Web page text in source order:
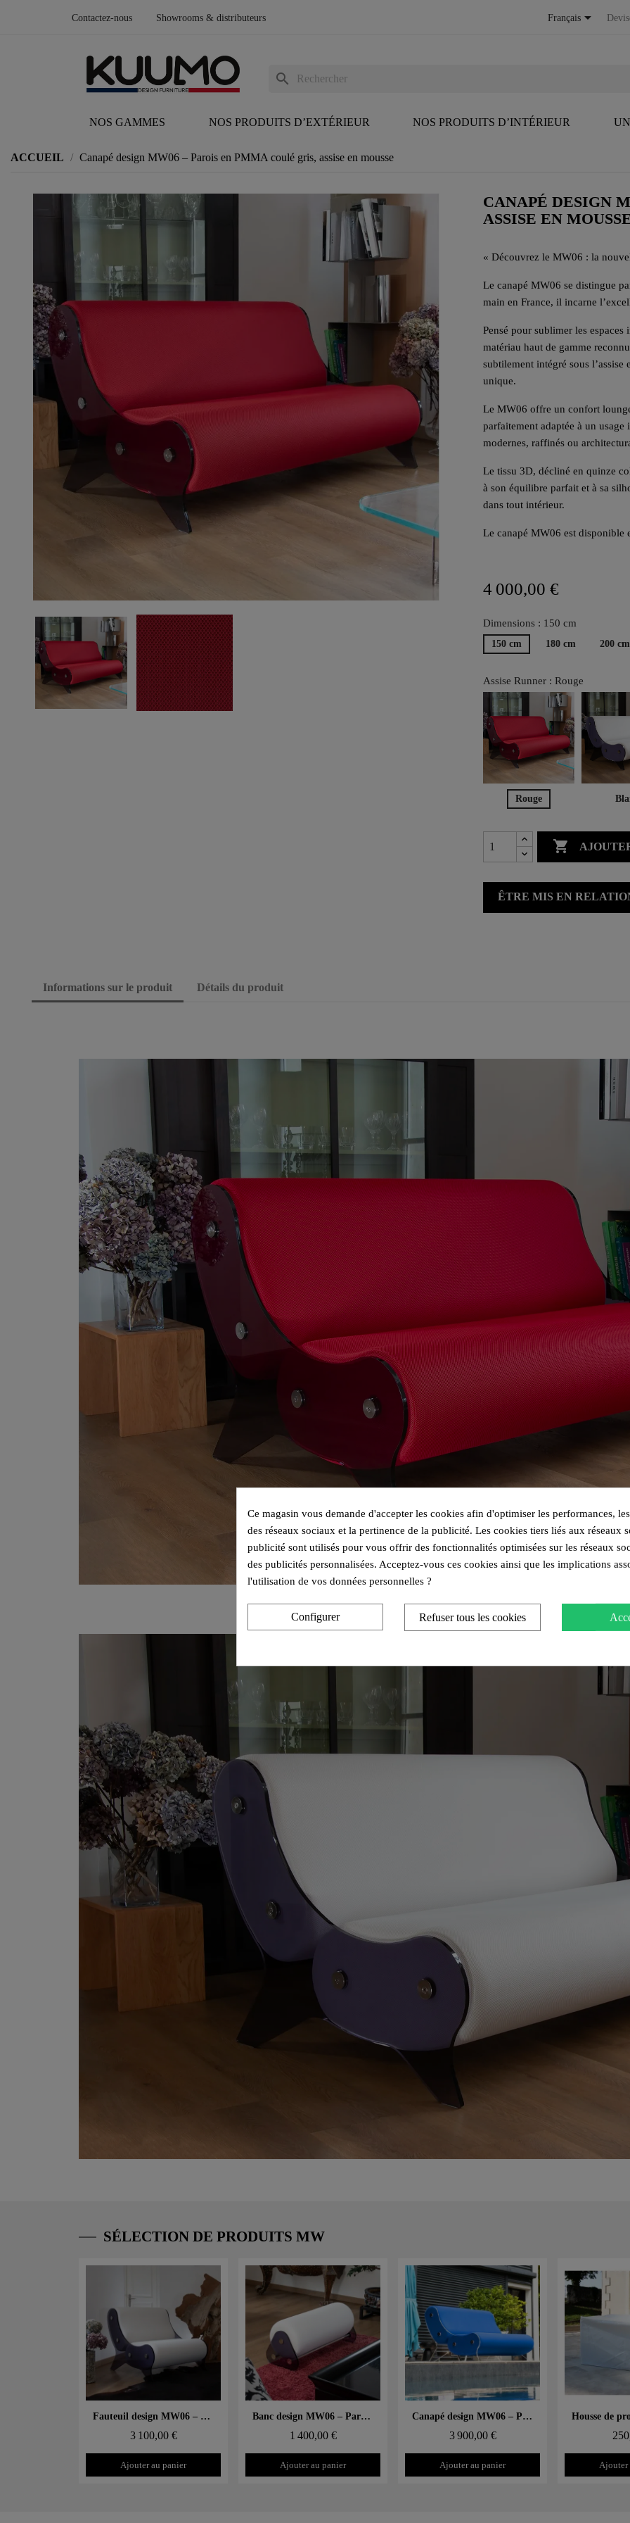
Contactez-nous Showrooms & distributeurs Français
NOS GAMMES NOS PRODUITS D’EXTÉRIEUR NOS PRODUITS D’INTÉRIEUR
search
ACCUEIL Canapé design MW06 – Parois en PMMA coulé gris, assise en mousse
CANAPÉ DESIGN
ASSISE EN
« Découvrez le MW06 : la
Le canapé MW06 se distingue
main en France, il incarne
Pensé pour sublimer les
matériau haut de gamme
subtilement intégré sous
unique.
Le MW06 offre un confort
parfaitement adaptée à un
modernes, raffinés ou
Le tissu 3D, décliné en quinze
à son équilibre parfait et à sa
dans tout intérieur.
Le canapé MW06 est disponible
4 000,00 €
Dimensions : 150 cm
150 cm 180 cm 200 cm
Assise Runner : Rouge
Rouge

ÊTRE MIS EN
Informations sur le produit Détails du produit
SÉLECTION DE PRODUITS MW
Aperçu rapide Fauteuil design MW06 – Parois en PMMA coulé gris, assise en mousse
3 100,00 €
Ajouter au panier
Aperçu rapide Banc design MW06 – Parois en PMMA coulé gris, assise en mousse
1 400,00 €
Ajouter au panier
Aperçu rapide Canapé design MW06 – Parois en PMMA coulé, assise en mousse alvéolaire
3 900,00 €
Ajouter au panier Ajouter
Ce magasin vous demande d'accepter les cookies afin d'optimiser les performances,
des réseaux sociaux et la pertinence de la publicité. Les cookies tiers liés aux réseaux
publicité sont utilisés pour vous offrir des fonctionnalités optimisées sur les réseaux
des publicités personnalisées. Acceptez-vous ces cookies ainsi que les implications
l'utilisation de vos données personnelles ?
Refuser tous les cookies
Configurer